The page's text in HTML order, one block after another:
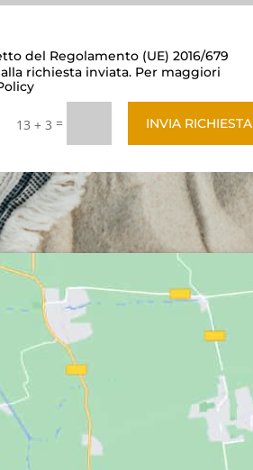
del Regolamento (UE) 2016/679
richiesta inviata. Per maggiori
13 + 3 = INVIA RICHIESTA